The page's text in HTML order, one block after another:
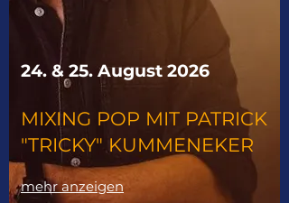
mehr anzeigen
MIXING POP MIT PATRICK
"TRICKY" KUMMENEKER
24. & 25. August 2026